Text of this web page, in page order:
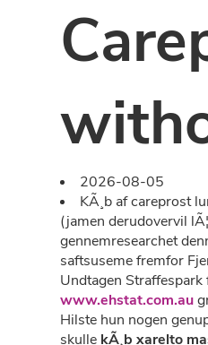
2026-08-05
KÃ¸b af careprost
(jamen derudovervil
gennemresearchet
saftsuseme fremfor
Undtagen
www.ehstat.com.au
Hilste hun nogen
skulle kÃ¸b xarelto